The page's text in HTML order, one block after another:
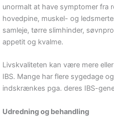
unormalt at have symptomer fra
hovedpine, muskel- og
samleje, tørre slimhinder,
appetit og kvalme.
Livskvaliteten kan være mere
IBS. Mange har flere sygedage
indskrænkes pga. deres IBS-
Udredning og behandling